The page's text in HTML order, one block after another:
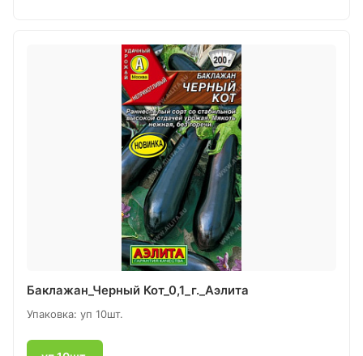
Баклажан_Черный Кот_0,1_г._Аэлита
Упаковка: уп 10шт.